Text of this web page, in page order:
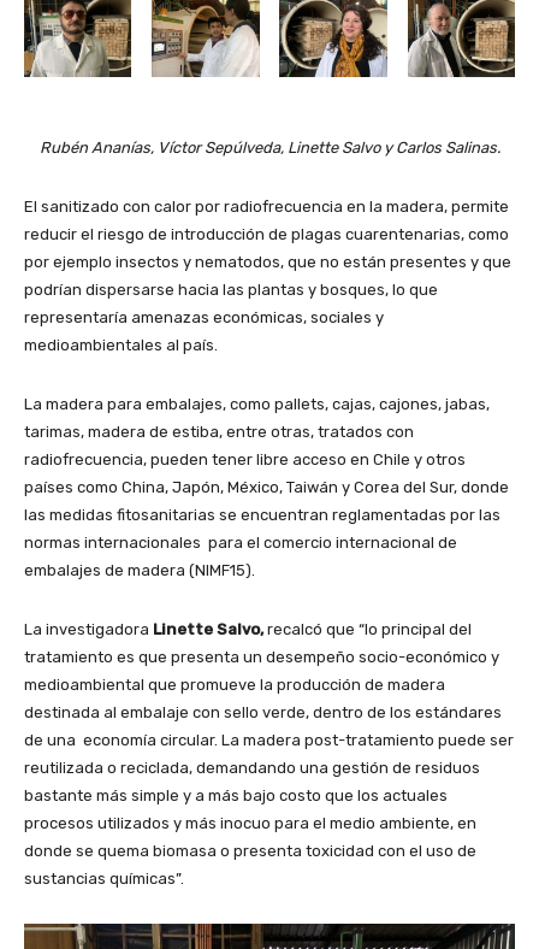
Rubén Ananías, Víctor Sepúlveda, Linette Salvo y Carlos Salinas.
El sanitizado con calor por radiofrecuencia en la madera, permite
reducir el riesgo de introducción de plagas cuarentenarias, como
por ejemplo insectos y nematodos, que no están presentes y que
podrían dispersarse hacia las plantas y bosques, lo que
representaría amenazas económicas, sociales y
medioambientales al país.
La madera para embalajes, como pallets, cajas, cajones, jabas,
tarimas, madera de estiba, entre otras, tratados con
radiofrecuencia, pueden tener libre acceso en Chile y otros
países como China, Japón, México, Taiwán y Corea del Sur, donde
las medidas fitosanitarias se encuentran reglamentadas por las
normas internacionales para el comercio internacional de
embalajes de madera (NIMF15).
La investigadora Linette Salvo,recalcó que “lo principal del
tratamiento es que presenta un desempeño socio-económico y
medioambiental que promueve la producción de madera
destinada al embalaje con sello verde, dentro de los estándares
de una economía circular. La madera post-tratamiento puede ser
reutilizada o reciclada, demandando una gestión de residuos
bastante más simple y a más bajo costo que los actuales
procesos utilizados y más inocuo para el medio ambiente, en
donde se quema biomasa o presenta toxicidad con el uso de
sustancias químicas”.